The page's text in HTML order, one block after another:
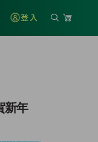
登入
新年